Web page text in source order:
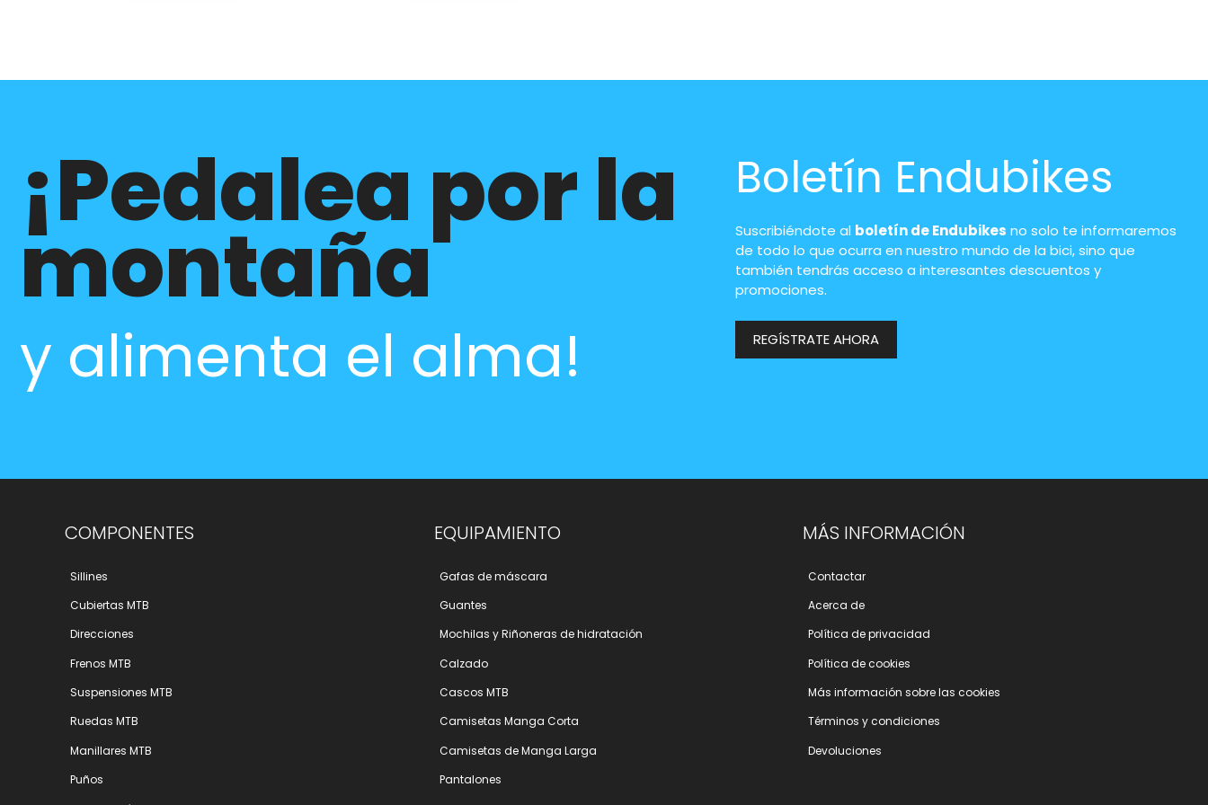
¡Pedalea por la
montaña
y alimenta el alma!
Boletín Endubikes
Suscribiéndote al boletín de Endubikes no solo te informaremos
de todo lo que ocurra en nuestro mundo de la bici, sino que
también tendrás acceso a interesantes descuentos y
promociones.
REGÍSTRATE AHORA
COMPONENTES
Sillines
Cubiertas MTB
Direcciones
Frenos MTB
Suspensiones MTB
Ruedas MTB
Manillares MTB
Puños
EQUIPAMIENTO
Gafas de máscara
Guantes
Mochilas y Riñoneras de hidratación
Calzado
Cascos MTB
Camisetas Manga Corta
Camisetas de Manga Larga
Pantalones
MÁS INFORMACIÓN
Contactar
Acerca de
Polí­tica de privacidad
Polí­tica de cookies
Más información sobre las cookies
Términos y condiciones
Devoluciones